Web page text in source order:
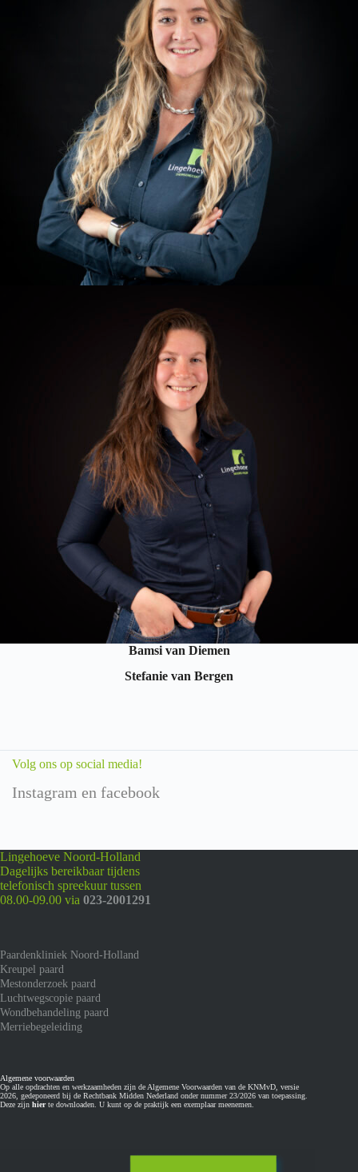
Bamsi van Diemen
Stefanie van Bergen
Volg ons op social media!
Instagram en facebook
Lingehoeve Noord-Holland
Dagelijks bereikbaar tijdens
telefonisch spreekuur tussen
08.00-09.00 via 023-2001291
Paardenkliniek Noord-Holland
Kreupel paard
Mestonderzoek paard
Luchtwegscopie paard
Wondbehandeling paard
Merriebegeleiding
Algemene voorwaarden
Op alle opdrachten en werkzaamheden zijn de Algemene Voorwaarden van de KNMvD, versie
2026, gedeponeerd bij de Rechtbank Midden Nederland onder nummer 23/2026 van toepassing.
Deze zijn hierte downloaden. U kunt op de praktijk een exemplaar meenemen.